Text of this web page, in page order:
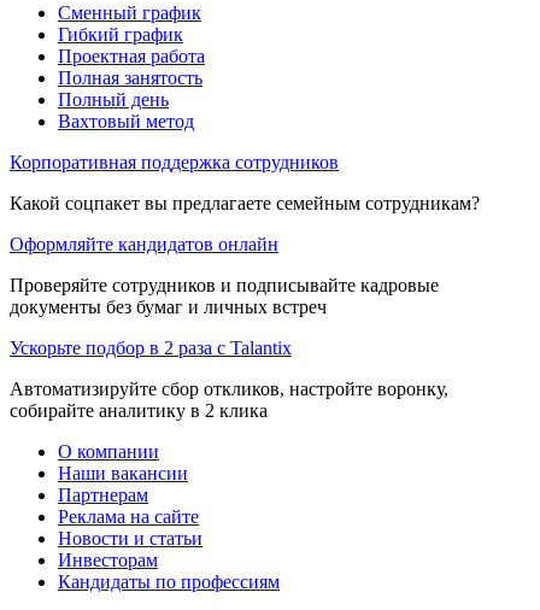
Сменный график
Гибкий график
Проектная работа
Полная занятость
Полный день
Вахтовый метод
Корпоративная поддержка сотрудников
Какой соцпакет вы предлагаете семейным сотрудникам?
Оформляйте кандидатов онлайн
Проверяйте сотрудников и подписывайте кадровые
документы без бумаг и личных встреч
Ускорьте подбор в 2 раза с Talantix
Автоматизируйте сбор откликов, настройте воронку,
собирайте аналитику в 2 клика
О компании
Наши вакансии
Партнерам
Реклама на сайте
Новости и статьи
Инвесторам
Кандидаты по профессиям